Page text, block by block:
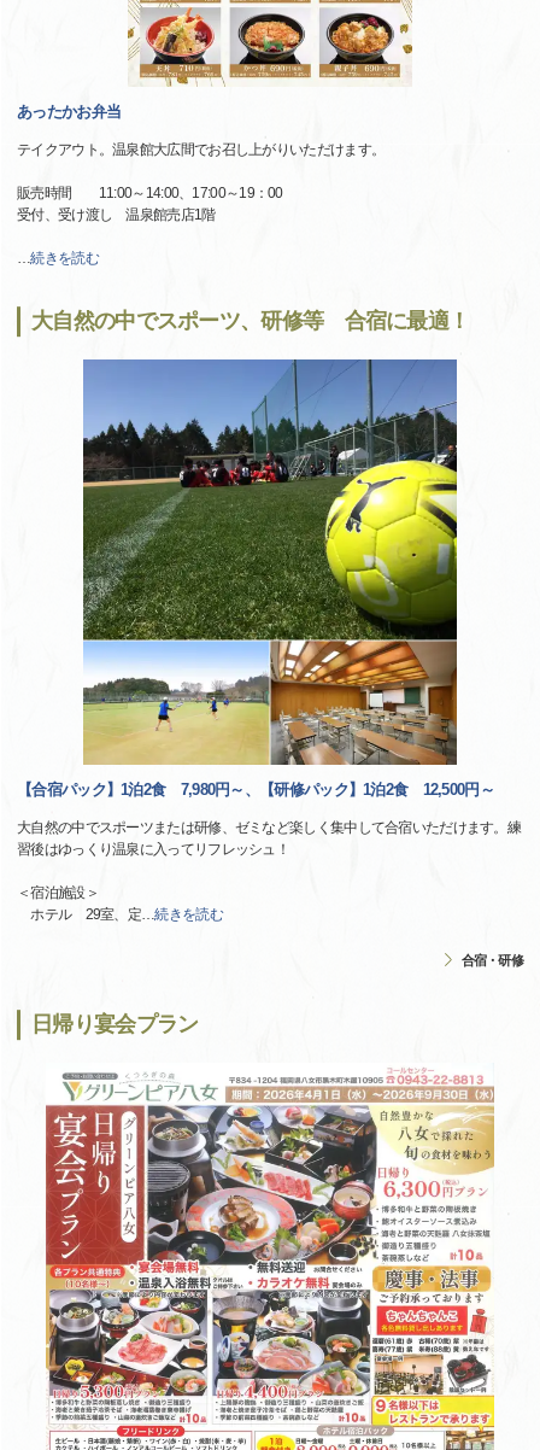
あったかお弁当
テイクアウト。温泉館大広間でお召し上がりいただけます。
販売時間 11:00～14:00、17:00～19：00
受付、受け渡し 温泉館売店1階
…続きを読む
大自然の中でスポーツ、研修等 合宿に最適！
【合宿パック】1泊2食 7,980円～、【研修パック】1泊2食 12,500円～
大自然の中でスポーツまたは研修、ゼミなど楽しく集中して合宿いただけます。練
習後はゆっくり温泉に入ってリフレッシュ！
＜宿泊施設＞
ホテル 29室、定…続きを読む
合宿・研修
日帰り宴会プラン